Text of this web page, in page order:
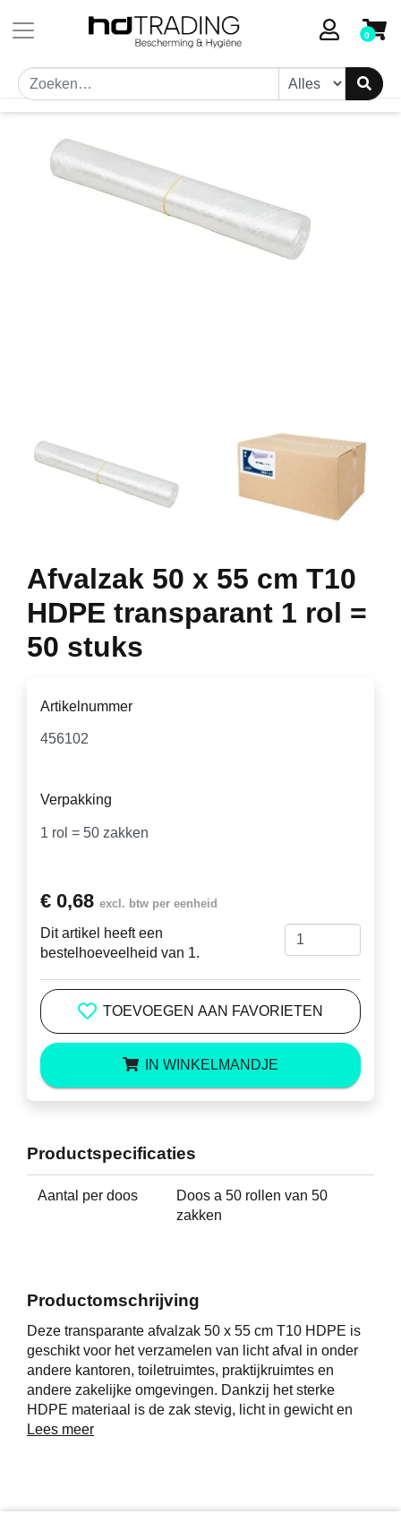
0
Afvalzak 50 x 55 cm T10
HDPE transparant 1 rol =
50 stuks
Artikelnummer
Verpakking
€ 0,68 excl. btw per eenheid
Dit artikel heeft een
bestelhoeveelheid van 1.
TOEVOEGEN AAN FAVORIETEN
IN WINKELMANDJE
Productomschrijving
Deze transparante afvalzak 50 x 55 cm T10 HDPE is
geschikt voor het verzamelen van licht afval in onder
andere kantoren, toiletruimtes, praktijkruimtes en
andere zakelijke omgevingen. Dankzij het sterke
HDPE materiaal is de zak stevig, licht in gewicht en
ideaal voor dagelijks gebruik. De transparante
gebruik.
Lees meer
Productspecificaties
Aantal per doos
Doos a 50 rollen van 50
zakken